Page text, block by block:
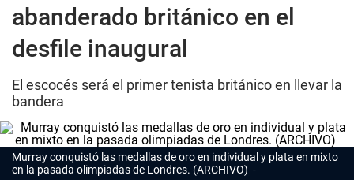
abanderado británico en el
desfile inaugural
El escocés será el primer tenista británico en llevar la
bandera
Murray conquistó las medallas de oro en individual y plata en mixto
en la pasada olimpiadas de Londres. (ARCHIVO)